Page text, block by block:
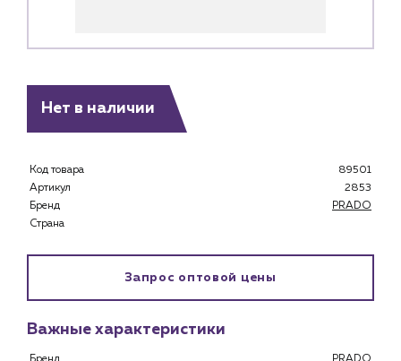
Застройщикам
Снабженцам и подрядным организациям
Нет в наличии
Код товара
89501
Артикул
2853
Бренд
PRADO
Страна
Запрос оптовой цены
Важные характеристики